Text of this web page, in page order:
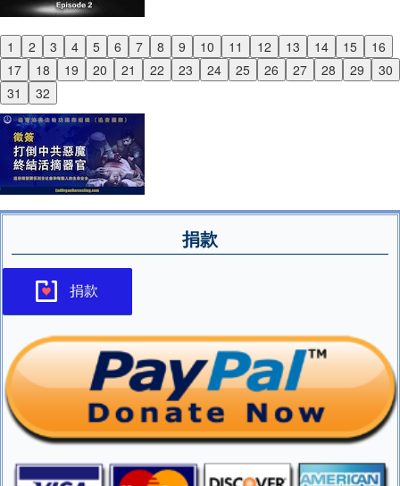
1 2 3 4 5 6 7 8 9 10 11 12 13 14 15
16
17
18 19 20 21 22 23 24 25 26 27 28 29
30
31
32
Previous
Next
捐款
捐款